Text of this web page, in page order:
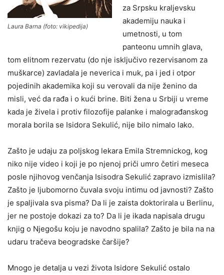
Laura Barna (foto: vikipedija)
za Srpsku kraljevsku
akademiju nauka i
umetnosti, u tom
panteonu umnih glava,
tom elitnom rezervatu (do nje isključivo rezervisanom za
muškarce) zavladala je neverica i muk, pa i jed i otpor
pojedinih akademika koji su verovali da nije ženino da
misli, već da rađa i o kući brine. Biti žena u Srbiji u vreme
kada je živela i protiv filozofije palanke i malograđanskog
morala borila se Isidora Sekulić, nije bilo nimalo lako.
Zašto je udaju za poljskog lekara Emila Stremnickog, kog
niko nije video i koji je po njenoj priči umro četiri meseca
posle njihovog venčanja Isisodra Sekulić zapravo izmislila?
Zašto je ljubomorno čuvala svoju intimu od javnosti? Zašto
je spaljivala sva pisma? Da li je zaista doktorirala u Berlinu,
jer ne postoje dokazi za to? Da li je ikada napisala drugu
knjig o Njegošu koju je navodno spalila? Zašto je bila na na
udaru tračeva beogradske čaršije?
Mnogo je detalja u vezi života Isidore Sekulić ostalo